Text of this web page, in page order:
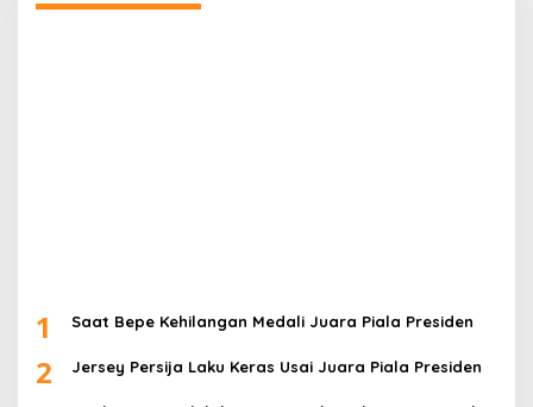
1 Saat Bepe Kehilangan Medali Juara Piala Presiden
2 Jersey Persija Laku Keras Usai Juara Piala Presiden